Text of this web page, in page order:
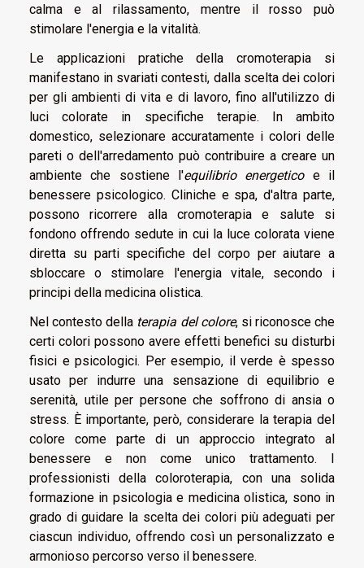
calma e al rilassamento, mentre il rosso può
stimolare l'energia e la vitalità.
Le applicazioni pratiche della cromoterapia si
manifestano in svariati contesti, dalla scelta dei colori
per gli ambienti di vita e di lavoro, fino all'utilizzo di
luci colorate in specifiche terapie. In ambito
domestico, selezionare accuratamente i colori delle
pareti o dell'arredamento può contribuire a creare un
ambiente che sostiene l'equilibrio energeticoe il
benessere psicologico. Cliniche e spa, d'altra parte,
possono ricorrere alla cromoterapia e salute si
fondono offrendo sedute in cui la luce colorata viene
diretta su parti specifiche del corpo per aiutare a
sbloccare o stimolare l'energia vitale, secondo i
principi della medicina olistica.
Nel contesto della terapia del colore, si riconosce che
certi colori possono avere effetti benefici su disturbi
fisici e psicologici. Per esempio, il verde è spesso
usato per indurre una sensazione di equilibrio e
serenità, utile per persone che soffrono di ansia o
stress. È importante, però, considerare la terapia del
colore come parte di un approccio integrato al
benessere e non come unico trattamento. I
professionisti della coloroterapia, con una solida
formazione in psicologia e medicina olistica, sono in
grado di guidare la scelta dei colori più adeguati per
ciascun individuo, offrendo così un personalizzato e
armonioso percorso verso il benessere.